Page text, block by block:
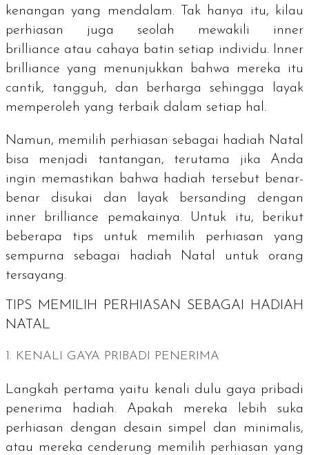
kenangan yang mendalam. Tak hanya itu, kilau
perhiasan juga seolah mewakili inner
brilliance atau cahaya batin setiap individu.
Inner
brilliance yang menunjukkan bahwa mereka itu
cantik, tangguh, dan berharga sehingga layak
memperoleh yang terbaik dalam setiap hal.
Namun, memilih perhiasan sebagai hadiah Natal
bisa menjadi tantangan, terutama jika Anda
ingin memastikan bahwa hadiah tersebut benar-
benar disukai dan layak bersanding dengan
inner brilliance pemakainya. Untuk itu, berikut
beberapa tips untuk memilih perhiasan yang
sempurna sebagai hadiah Natal untuk orang
tersayang.
TIPS MEMILIH PERHIASAN SEBAGAI HADIAH
NATAL
1. KENALI GAYA PRIBADI PENERIMA
Langkah pertama yaitu kenali dulu gaya pribadi
penerima hadiah. Apakah mereka lebih suka
perhiasan dengan desain simpel dan minimalis,
atau mereka cenderung memilih perhiasan yang